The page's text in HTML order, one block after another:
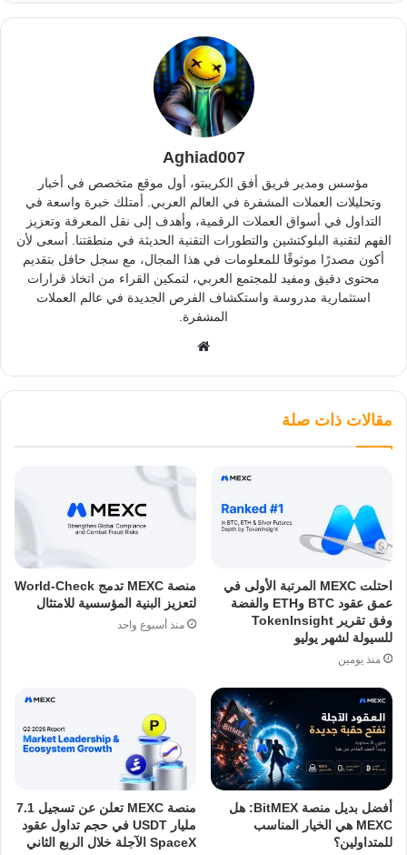
Aghiad007
مؤسس ومدير فريق أفق الكريبتو، أول موقع متخصص في أخبار
وتحليلات العملات المشفرة في العالم العربي. أمتلك خبرة واسعة في
التداول في أسواق العملات الرقمية، وأهدف إلى نقل المعرفة وتعزيز
الفهم لتقنية البلوكتشين والتطورات التقنية الحديثة في منطقتنا. أسعى لأن
أكون مصدرًا موثوقًا للمعلومات في هذا المجال، مع سجل حافل بتقديم
محتوى دقيق ومفيد للمجتمع العربي، لتمكين القراء من اتخاذ قرارات
استثمارية مدروسة واستكشاف الفرص الجديدة في عالم العملات
المشفرة.
مقالات ذات صلة
احتلت MEXC المرتبة الأولى في
عمق عقود BTC وETH والفضة
وفق تقرير TokenInsight
للسيولة لشهر يوليو
منذ يومين
منصة MEXC تدمج World-Check
لتعزيز البنية المؤسسية للامتثال
منذ أسبوع واحد
أفضل بديل منصة BitMEX: هل
MEXC هي الخيار المناسب
للمتداولين؟
منصة MEXC تعلن عن تسجيل 7.1
مليار USDT في حجم تداول عقود
SpaceX الآجلة خلال الربع الثاني